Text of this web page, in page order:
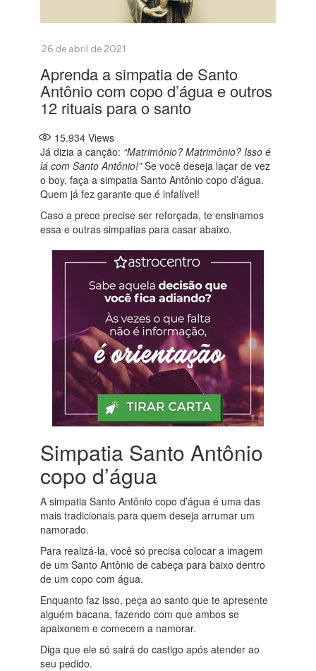
Aprenda a simpatia de Santo
Antônio com copo d’água e outros
12 rituais para o santo
15.934 Views
Já dizia a canção: “Matrimônio? Matrimônio? Isso é
lá com Santo Antônio!”Se você deseja laçar de vez
o boy, faça a simpatia Santo Antônio copo d’água.
Quem já fez garante que é infalível!
Caso a prece precise ser reforçada, te ensinamos
essa e outras simpatias para casar abaixo.
Simpatia Santo Antônio
copo d’água
A simpatia Santo Antônio copo d’água é uma das
mais tradicionais para quem deseja arrumar um
namorado.
Para realizá-la, você só precisa colocar a imagem
de um Santo Antônio de cabeça para baixo dentro
de um copo com água.
Enquanto faz isso, peça ao santo que te apresente
alguém bacana, fazendo com que ambos se
apaixonem e comecem a namorar.
Diga que ele só sairá do castigo após atender ao
seu pedido.